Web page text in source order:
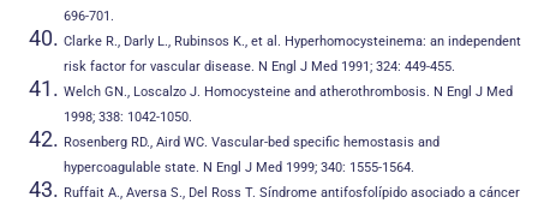
696-701.
Clarke R., Darly L., Rubinsos K., et al. Hyperhomocysteinema: an independent
risk factor for vascular disease. N Engl J Med 1991; 324: 449-455.
Welch GN., Loscalzo J. Homocysteine and atherothrombosis. N Engl J Med
1998; 338: 1042-1050.
Rosenberg RD., Aird WC. Vascular-bed specific hemostasis and
hypercoagulable state. N Engl J Med 1999; 340: 1555-1564.
Ruffait A., Aversa S., Del Ross T. Síndrome antifosfolípido asociado a cáncer